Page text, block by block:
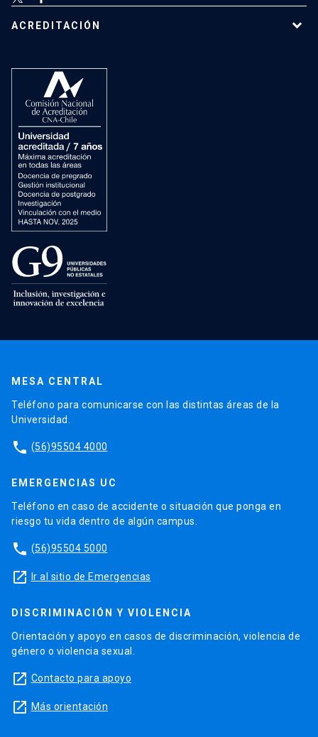
ACREDITACIÓN
MESA CENTRAL
Teléfono para comunicarse con las distintas áreas de la
Universidad.
phone (56)95504 4000
EMERGENCIAS UC
Teléfono en caso de accidente o situación que ponga en
riesgo tu vida dentro de algún campus.
phone (56)95504 5000
launch Ir al sitio de Emergencias
DISCRIMINACIÓN Y VIOLENCIA
Orientación y apoyo en casos de discriminación, violencia de
género o violencia sexual.
launch Contacto para apoyo
launch Más orientación